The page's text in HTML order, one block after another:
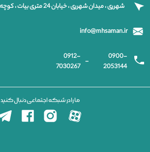
شهرری ، میدان شهرری ، خیابان 24 متری بیات ، کوچه خوش نظر ، پلاک 1
info@mhsaman.ir
0900-
2053144
-
0912-
7030267
ما را در شبکه اجتماعی دنبال کنید